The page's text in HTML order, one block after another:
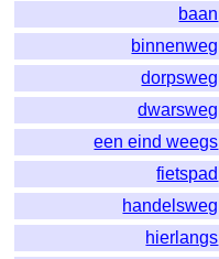
baan
binnenweg
dorpsweg
dwarsweg
een eind weegs
fietspad
handelsweg
hierlangs